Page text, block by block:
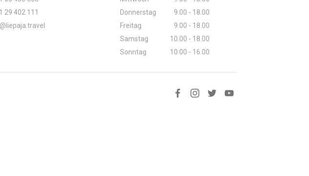
29 402 111
Donnerstag
9.00 - 18.00
Freitag
9.00 - 18.00
Samstag
10.00 - 18.00
Sonntag
10.00 - 16.00